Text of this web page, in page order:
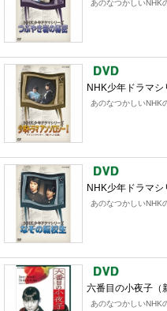
あのなつかしいNHK
NHK少年ドラマシ
あのなつかしいNHK
NHK少年ドラマ
あのなつかしいNHK
六番目の小夜子（
あのなつかしいNHK